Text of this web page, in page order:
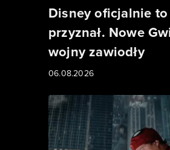
Disney oficjalnie to
przyznał. Nowe
wojny zawiodły
06.08.2026